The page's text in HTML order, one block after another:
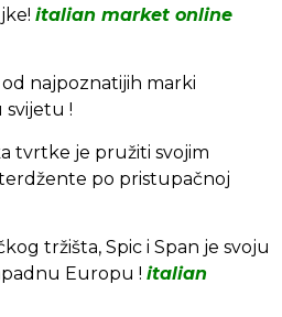
italian market online
najpoznatijih marki
svijetu !
tvrtke je pružiti svojim
po pristupačnoj
tržišta, Spic i Span je svoju
Europu ! italian